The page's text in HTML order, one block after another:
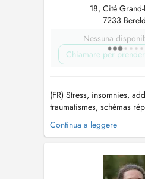
18, Cité Grand-
7233
Nessuna
Chiamare per
(FR) Stress, insomnies,
traumatismes, schémas
de vie... Vous sentez qu'il
? Je vous accompagne en
calmer les ruminations
des poids du passé et
Continua a leggere